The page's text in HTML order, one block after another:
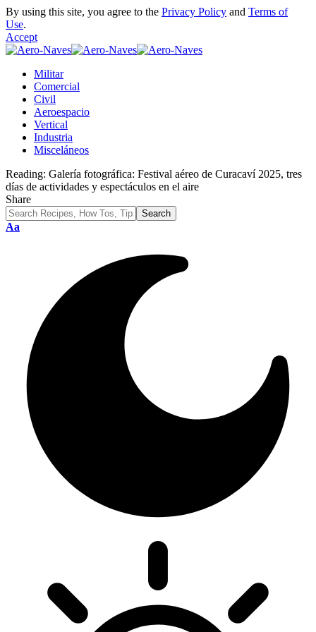
By using this site, you agree to the Privacy Policy and Terms of
Use.
Accept
Militar
Comercial
Civil
Aeroespacio
Vertical
Industria
Misceláneos
Reading: Galería fotográfica: Festival aéreo de Curacaví 2025, tres
días de actividades y espectáculos en el aire
Share
Font
Aa